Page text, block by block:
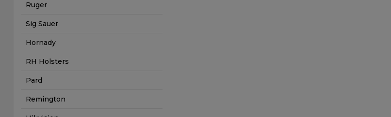
Ruger
Sig Sauer
Hornady
RH Holsters
Pard
Remington